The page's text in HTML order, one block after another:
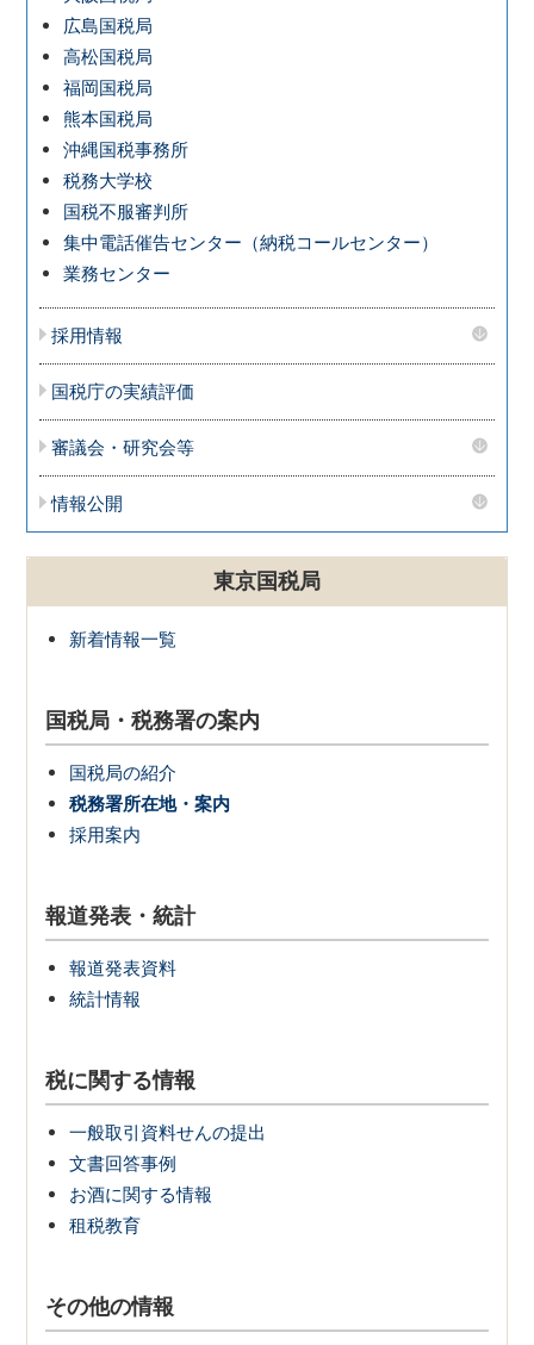
広島国税局
高松国税局
福岡国税局
熊本国税局
沖縄国税事務所
税務大学校
国税不服審判所
集中電話催告センター（納税コールセンター）
業務センター
採用情報
国税庁の実績評価
審議会・研究会等
情報公開
東京国税局
新着情報一覧
国税局・税務署の案内
国税局の紹介
税務署所在地・案内
採用案内
報道発表・統計
報道発表資料
統計情報
税に関する情報
一般取引資料せんの提出
文書回答事例
お酒に関する情報
租税教育
その他の情報